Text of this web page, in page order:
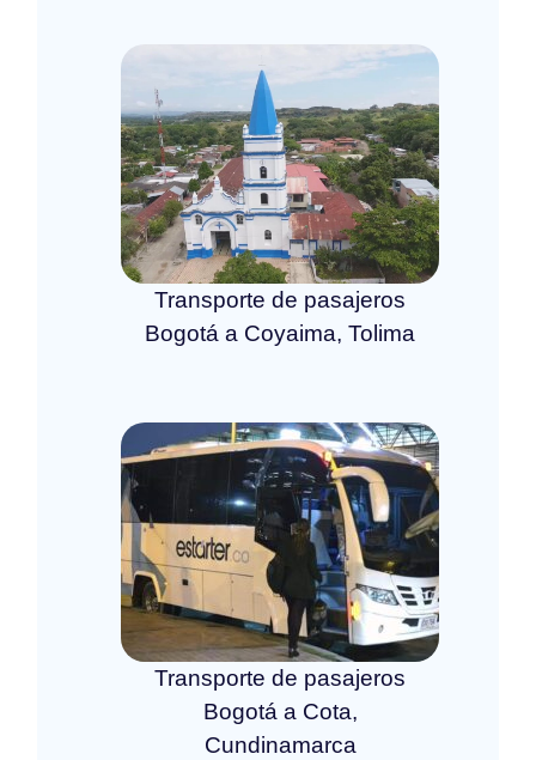
Transporte de pasajeros
Bogotá a Coyaima, Tolima
Transporte de pasajeros
Bogotá a Cota,
Cundinamarca